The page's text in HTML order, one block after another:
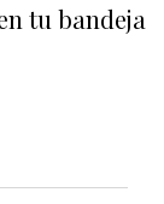
tu bandeja